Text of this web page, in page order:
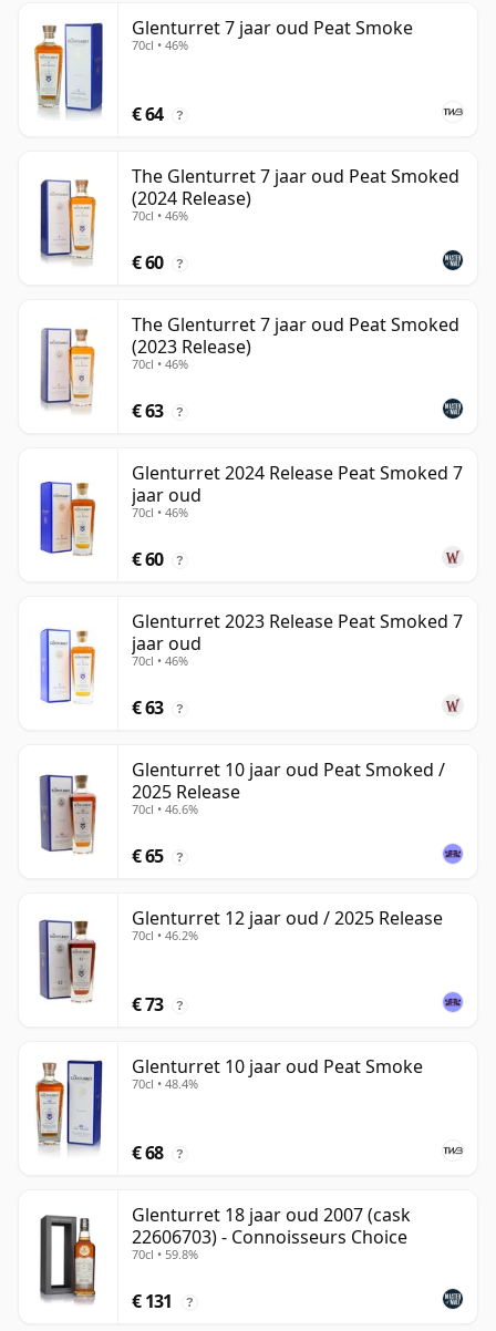
Glenturret 7 jaar oud Peat Smoke
70cl • 46%
€ 64 ?
The Glenturret 7 jaar oud Peat Smoked
(2024 Release)
70cl • 46%
€ 60 ?
The Glenturret 7 jaar oud Peat Smoked
(2023 Release)
70cl • 46%
€ 63 ?
Glenturret 2024 Release Peat Smoked 7
jaar oud
70cl • 46%
€ 60 ?
Glenturret 2023 Release Peat Smoked 7
jaar oud
70cl • 46%
€ 63 ?
Glenturret 10 jaar oud Peat Smoked /
2025 Release
70cl • 46.6%
€ 65 ?
Glenturret 12 jaar oud / 2025 Release
70cl • 46.2%
€ 73 ?
Glenturret 10 jaar oud Peat Smoke
70cl • 48.4%
€ 68 ?
Glenturret 18 jaar oud 2007 (cask
22606703) - Connoisseurs Choice
70cl • 59.8%
€ 131 ?